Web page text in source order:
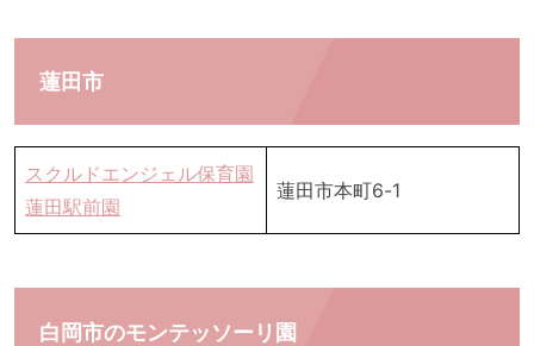
蓮田市
スクルドエンジェル保育園
蓮田駅前園
蓮田市本町6-1
白岡市のモンテッソーリ園